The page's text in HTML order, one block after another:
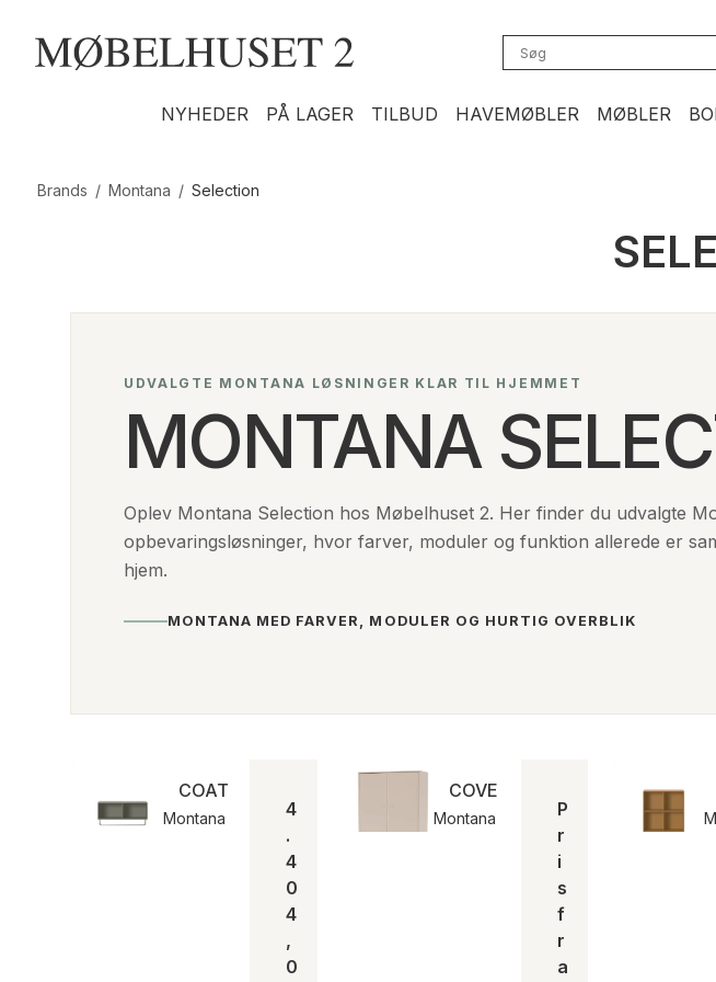
NYHEDER PÅ LAGER TILBUD HAVEMØBLER MØBLER
Brands / Montana / Selection
UDVALGTE MONTANA LØSNINGER KLAR TIL HJEMMET
MONTANA
Oplev Montana Selection hos Møbelhuset 2. Her finder du udvalgte
opbevaringsløsninger, hvor farver, moduler og funktion allerede er
hjem.
MONTANA MED FARVER, MODULER OG HURTIG OVERBLIK
COAT | Montana
Montana
4
.
4
0
4
,
0
COVER | Montana
Montana
P
r
i
s
f
r
a